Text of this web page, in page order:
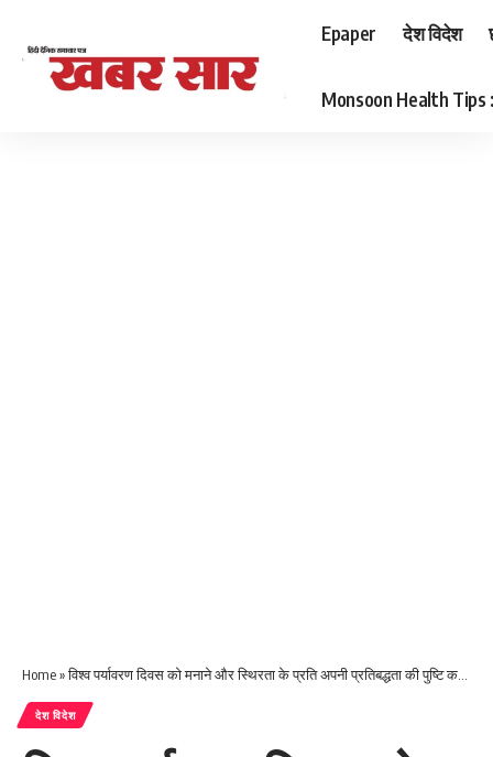
Epaper देश विदेश
Monsoon Health Tips :
Home»विश्व पर्यावरण दिवस को मनाने और स्थिरता के प्रति अपनी प्रतिबद्धता की पुष्टि करने के लिए भारत की अग्रणी सीमेंट कंपनी डालमिया भारत लिमिटेड ने ओडिशा में कार्यक्रम किए आयोजित
देश विदेश